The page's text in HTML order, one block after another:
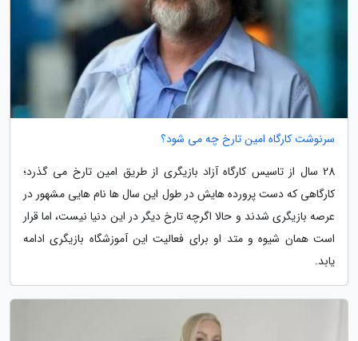
سرنوشت کارگاه امین تارخ چه می شود؟
28 سال از تاسیس کارگاه آزاد بازیگری از طریق امین تارخ می گذرد؛
کارگاهی که دست پرورده هایش در طول این سال ها نام هایی مشهور در
عرصه بازیگری شدند و حالا اگرچه تارخ دیگر در این دنیا نیست، اما قرار
است همان شیوه و متد او برای فعالیت این آموزشگاه بازیگری ادامه
یابد.